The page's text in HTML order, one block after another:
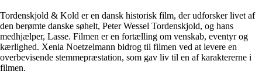
Tordenskjold & Kold er en dansk historisk film, der udforsker livet af
den berømte danske søhelt, Peter Wessel Tordenskjold, og hans
medhjælper, Lasse. Filmen er en fortælling om venskab, eventyr og
kærlighed. Xenia Noetzelmann bidrog til filmen ved at levere en
overbevisende stemmepræstation, som gav liv til en af karaktererne i
filmen.